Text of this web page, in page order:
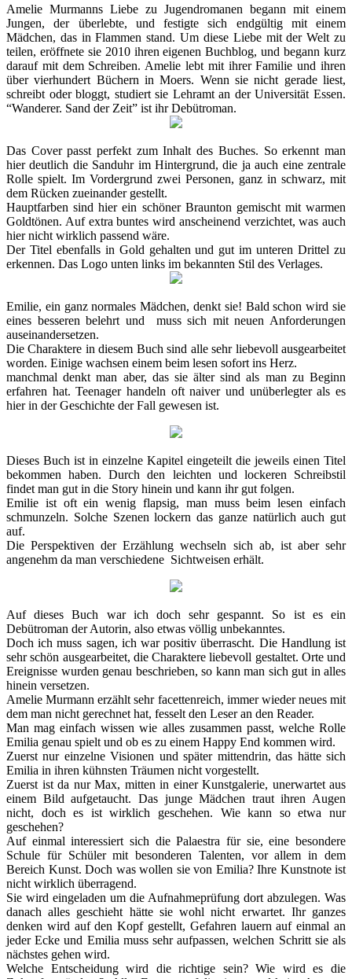
Amelie Murmanns Liebe zu Jugendromanen begann mit einem
Jungen, der überlebte, und festigte sich endgültig mit einem
Mädchen, das in Flammen stand. Um diese Liebe mit der Welt zu
teilen, eröffnete sie 2010 ihren eigenen Buchblog, und begann kurz
darauf mit dem Schreiben. Amelie lebt mit ihrer Familie und ihren
über vierhundert Büchern in Moers. Wenn sie nicht gerade liest,
schreibt oder bloggt, studiert sie Lehramt an der Universität Essen.
“Wanderer. Sand der Zeit” ist ihr Debütroman.
Das Cover passt perfekt zum Inhalt des Buches. So erkennt man
hier deutlich die Sanduhr im Hintergrund, die ja auch eine zentrale
Rolle spielt. Im Vordergrund zwei Personen, ganz in schwarz, mit
dem Rücken zueinander gestellt.
Hauptfarben sind hier ein schöner Braunton gemischt mit warmen
Goldtönen. Auf extra buntes wird anscheinend verzichtet, was auch
hier nicht wirklich passend wäre.
Der Titel ebenfalls in Gold gehalten und gut im unteren Drittel zu
erkennen. Das Logo unten links im bekannten Stil des Verlages.
Emilie, ein ganz normales Mädchen, denkt sie! Bald schon wird sie
eines besseren belehrt und muss sich mit neuen Anforderungen
auseinandersetzen.
Die Charaktere in diesem Buch sind alle sehr liebevoll ausgearbeitet
worden. Einige wachsen einem beim lesen sofort ins Herz.
manchmal denkt man aber, das sie älter sind als man zu Beginn
erfahren hat. Teenager handeln oft naiver und unüberlegter als es
hier in der Geschichte der Fall gewesen ist.
Dieses Buch ist in einzelne Kapitel eingeteilt die jeweils einen Titel
bekommen haben. Durch den leichten und lockeren Schreibstil
findet man gut in die Story hinein und kann ihr gut folgen.
Emilie ist oft ein wenig flapsig, man muss beim lesen einfach
schmunzeln. Solche Szenen lockern das ganze natürlich auch gut
auf.
Die Perspektiven der Erzählung wechseln sich ab, ist aber sehr
angenehm da man verschiedene Sichtweisen erhält.
Auf dieses Buch war ich doch sehr gespannt. So ist es ein
Debütroman der Autorin, also etwas völlig unbekanntes.
Doch ich muss sagen, ich war positiv überrascht. Die Handlung ist
sehr schön ausgearbeitet, die Charaktere liebevoll gestaltet. Orte und
Ereignisse wurden genau beschrieben, so kann man sich gut in alles
hinein versetzen.
Amelie Murmann erzählt sehr facettenreich, immer wieder neues mit
dem man nicht gerechnet hat, fesselt den Leser an den Reader.
Man mag einfach wissen wie alles zusammen passt, welche Rolle
Emilia genau spielt und ob es zu einem Happy End kommen wird.
Zuerst nur einzelne Visionen und später mittendrin, das hätte sich
Emilia in ihren kühnsten Träumen nicht vorgestellt.
Zuerst ist da nur Max, mitten in einer Kunstgalerie, unerwartet aus
einem Bild aufgetaucht. Das junge Mädchen traut ihren Augen
nicht, doch es ist wirklich geschehen. Wie kann so etwa nur
geschehen?
Auf einmal interessiert sich die Palaestra für sie, eine besondere
Schule für Schüler mit besonderen Talenten, vor allem in dem
Bereich Kunst. Doch was wollen sie von Emilia? Ihre Kunstnote ist
nicht wirklich überragend.
Sie wird eingeladen um die Aufnahmeprüfung dort abzulegen. Was
danach alles geschieht hätte sie wohl nicht erwartet. Ihr ganzes
denken wird auf den Kopf gestellt, Gefahren lauern auf einmal an
jeder Ecke und Emilia muss sehr aufpassen, welchen Schritt sie als
nächstes gehen wird.
Welche Entscheidung wird die richtige sein? Wie wird es die